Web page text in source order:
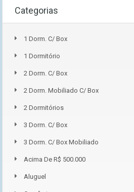
Categorias
1 Dorm. C/ Box
1 Dormitório
2 Dorm. C/ Box
2 Dorm. Mobiliado C/ Box
2 Dormitórios
3 Dorm. C/ Box
3 Dorm. C/ Box Mobiliado
Acima De R$ 500.000
Aluguel